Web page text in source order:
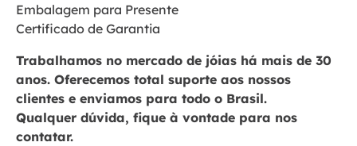
Embalagem para Presente
Certificado de Garantia
Trabalhamos no mercado de jóias há mais de 30
anos. Oferecemos total suporte aos nossos
clientes e enviamos para todo o Brasil.
Qualquer dúvida, fique à vontade para nos
contatar.